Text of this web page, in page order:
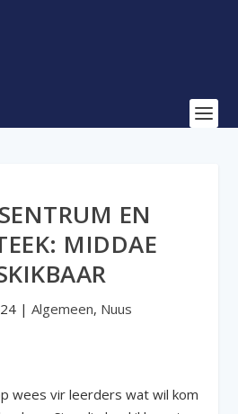
EN
MIDDAE
| Algemeen, Nuus
wees vir leerders wat wil kom